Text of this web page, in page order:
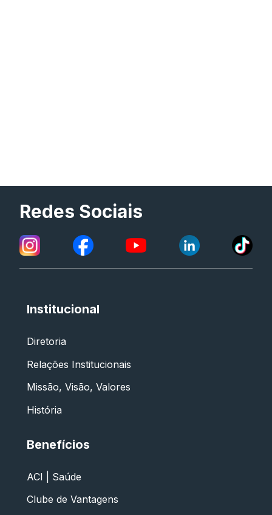
Redes Sociais
Institucional
Diretoria
Relações Institucionais
Missão, Visão, Valores
História
Benefícios
ACI | Saúde
Clube de Vantagens